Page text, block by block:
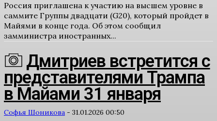
Россия приглашена к участию на высшем уровне в
саммите Группы двадцати (G20), который пройдет в
Майями в конце года. Об этом сообщил
замминистра иностранных...
Дмитриев встретится с
представителями Трампа
в Майами 31 января
Софья Шоникова - 31.01.2026 00:50